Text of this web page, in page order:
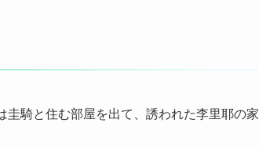
騎と住む部屋を出て、誘われた李里耶の家